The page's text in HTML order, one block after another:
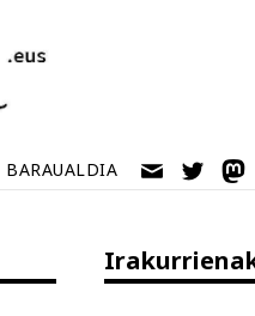
BARAUALDIA